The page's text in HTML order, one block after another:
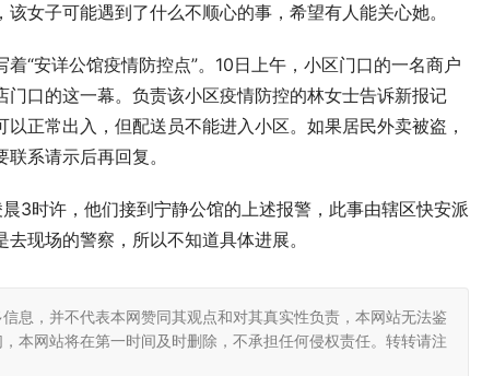
女子可能遇到了什么不顺心的事，希望有人能关心她。
“安详公馆疫情防控点”。10日上午，小区门口的一名商户
口的这一幕。负责该小区疫情防控的林女士告诉新报记
正常出入，但配送员不能进入小区。如果居民外卖被盗，
系请示后再回复。
3时许，他们接到宁静公馆的上述报警，此事由辖区快安派
现场的警察，所以不知道具体进展。
息，并不代表本网赞同其观点和对其真实性负责，本网站无法鉴
本网站将在第一时间及时删除，不承担任何侵权责任。转转请注